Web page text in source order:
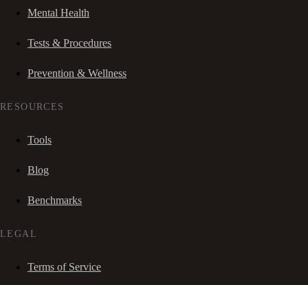
Mental Health
Tests & Procedures
Prevention & Wellness
RESOURCES
Tools
Blog
Benchmarks
LEGAL
Terms of Service